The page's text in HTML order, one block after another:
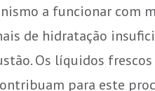
a funcionar com
de hidratação
Os líquidos
para este